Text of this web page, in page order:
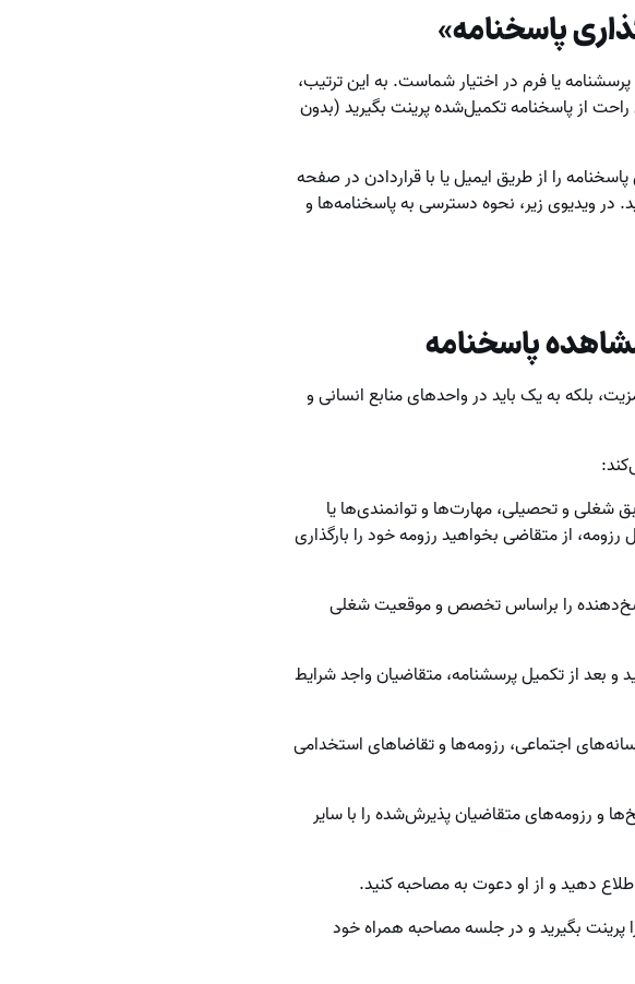
پاسخنامه»
یا فرم در اختیار شماست. به این ترتیب،
راحت از پاسخنامه تکمیل‌شده پرینت بگیرید (بدون
را از طریق ایمیل یا با قراردادن در صفحه
در ویدیوی زیر، نحوه دسترسی به پاسخنامه‌ها و
پاسخنامه
بلکه به یک باید در واحدهای منابع انسانی و
شغلی و تحصیلی، مهارت‌ها و توانمندی‌ها یا
از متقاضی بخواهید رزومه خود را بارگذاری
را براساس تخصص و موقعیت شغلی
و بعد از تکمیل پرسشنامه، متقاضیان واجد شرایط
اجتماعی، رزومه‌ها و تقاضاهای استخدامی
و رزومه‌های متقاضیان پذیرش‌شده را با سایر
دهید و از او دعوت به مصاحبه کنید.
پرینت بگیرید و در جلسه مصاحبه همراه خود